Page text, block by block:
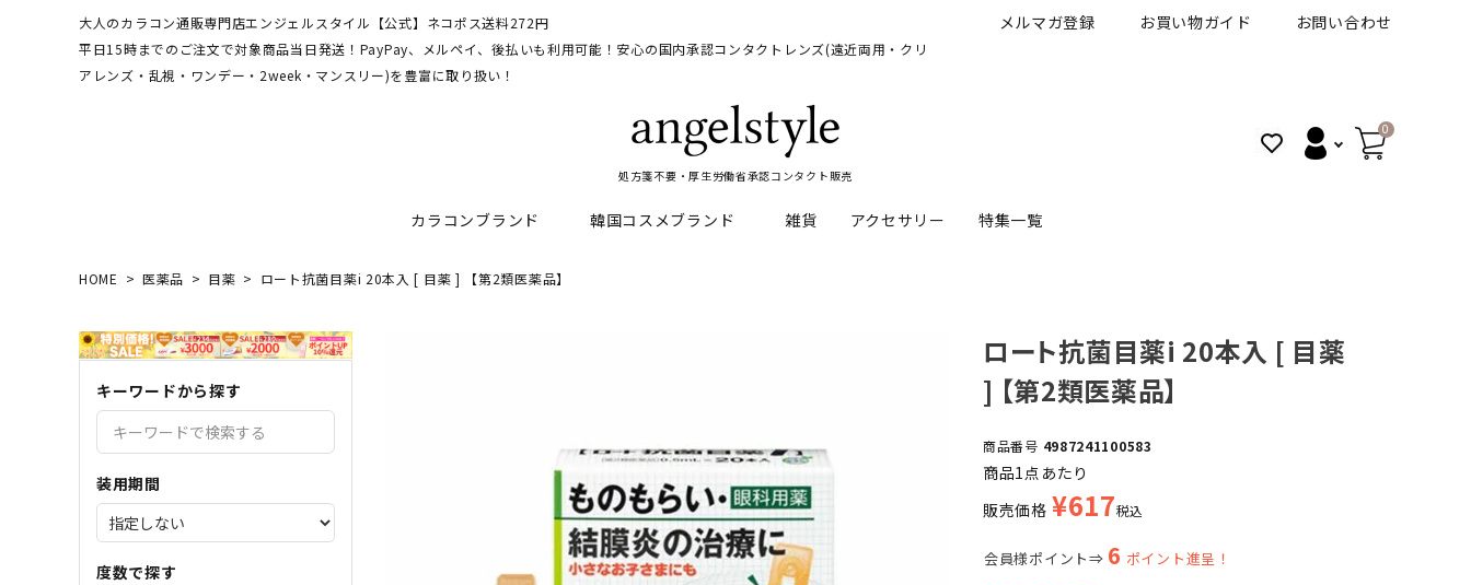
大人のカラコン通販専門店エンジェルスタイル【公式】ネコポス送料272円
平日15時までのご注文で対象商品当日発送！PayPay、メルペイ、後払いも利用可能！安心の国内承認コンタクトレンズ(遠近両用・クリ
アレンズ・乱視・ワンデー・2week・マンスリー)を豊富に取り扱い！
メルマガ登録 お買い物ガイド お問い合わせ
処方箋不要・厚生労働省承認コンタクト販売
0
カラコンブランド
ディファインモイスト
エバーカラーシリーズ キャンディーマジックシリーズ ピュアアイズワンデー
レヴィアワンマンス レヴィアワンデー
韓国コスメブランド
3CE VT
その他ブランドはこちら
雑貨 アクセサリー 特集一覧
乱視カラコン比較 細フチカラコン
バレないカラコン 色素薄い系カラコン メンズカラコン特集 ハロウィンカラコン特集
サンドイッチ製法特集
HOME 医薬品 目薬 ロート抗菌目薬i 20本入 [ 目薬 ] 【第2類医薬品】
キーワードから探す
装用期間
度数で探す
ロート抗菌目薬i 20本入 [ 目薬
] 【第2類医薬品】
商品番号 4987241100583
商品1点あたり
販売価格 ¥617税込
会員様ポイント⇒ 6 ポイント進呈！